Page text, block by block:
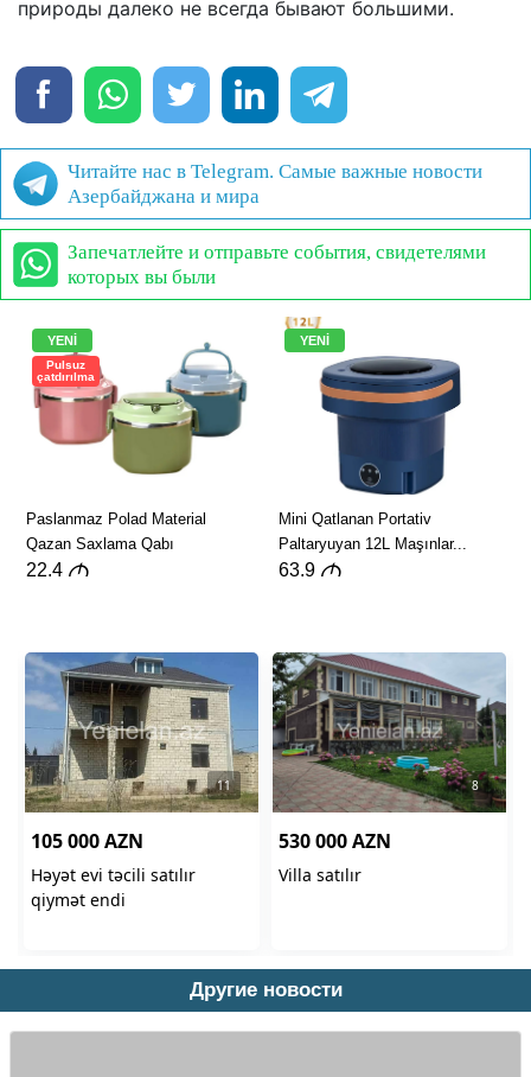
природы далеко не всегда бывают большими.
Читайте нас в Telegram. Самые важные новости
Азербайджана и мира
Запечатлейте и отправьте события, свидетелями
которых вы были
Другие новости